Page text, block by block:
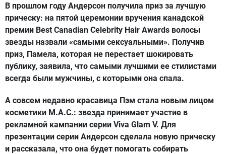
В прошлом году Андерсон получила приз за лучшую
прическу: на пятой церемонии вручения канадской
премии Best Canadian Celebrity Hair Awards волосы
звезды назвали «самыми сексуальными». Получив
приз, Памела, которая не перестает шокировать
публику, заявила, что самыми лучшими ее стилистами
всегда были мужчины, с которыми она спала.
А совсем недавно красавица Пэм стала новым лицом
косметики M.A.C.: звезда принимает участие в
рекламной кампании серии Viva Glam V. Для
презентации серии Андерсон сделала новую прическу
и рассказала, что она будет помогать собирать